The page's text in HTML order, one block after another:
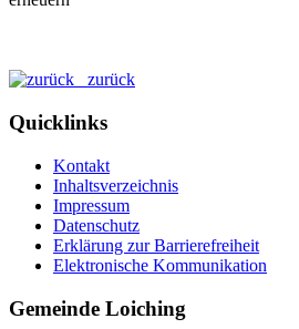
zurück
Quicklinks
Kontakt
Inhaltsverzeichnis
Impressum
Datenschutz
Erklärung zur Barrierefreiheit
Elektronische Kommunikation
Gemeinde Loiching